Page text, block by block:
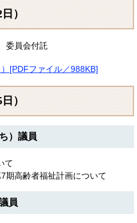
）
委員会付託
[PDFファイル／988KB]
）
）議員
て
期高齢者福祉計画について
員